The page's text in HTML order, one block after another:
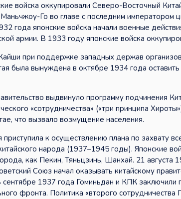
войска оккупировали Северо-Восточный
Го во главе с последним императором
года японские войска начали военные
армии. В 1933 году японские войска
при поддержке западных держав
была вынуждена в октябре 1934 года
выдвинуло программу подчинения
«сотрудничества» («три принципа
что вызвало возмущение населения.
к осуществлению плана по захвату
народа (1937–1945 годы). Японские
как Пекин, Тяньцзинь, Шанхай. 21 августа
Союз начал оказывать китайскому
сентябре 1937 года Гоминьдан и КПК
фронта. Политика «второго